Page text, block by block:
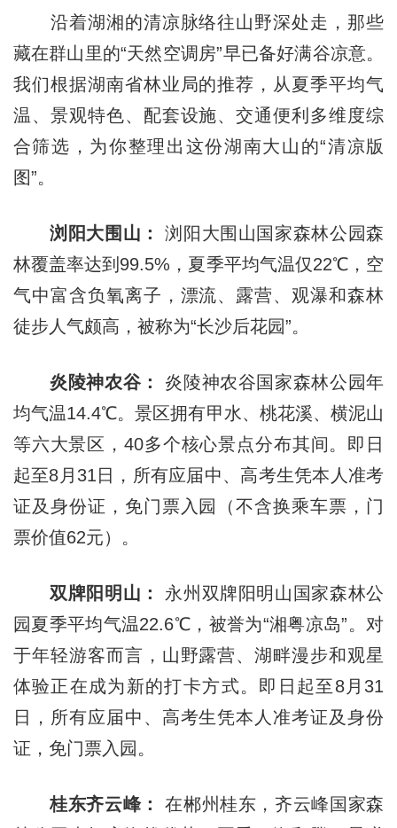
沿着湖湘的清凉脉络往山野深处走，那些
藏在群山里的“天然空调房”早已备好满谷凉意。
我们根据湖南省林业局的推荐，从夏季平均气
温、景观特色、配套设施、交通便利多维度综
合筛选，为你整理出这份湖南大山的“清凉版
图”。
浏阳大围山：浏阳大围山国家森林公园森
林覆盖率达到99.5%，夏季平均气温仅22℃，空
气中富含负氧离子，漂流、露营、观瀑和森林
徒步人气颇高，被称为“长沙后花园”。
炎陵神农谷：
炎陵神农谷国家森林公园年
均气温14.4℃。景区拥有甲水、桃花溪、横泥山
等六大景区，40多个核心景点分布其间。即日
起至8月31日，所有应届中、高考生凭本人准考
证及身份证，免门票入园（不含换乘车票，门
票价值62元）。
双牌阳明山：
永州双牌阳明山国家森林公
园夏季平均气温22.6℃，被誉为“湘粤凉岛”。对
于年轻游客而言，山野露营、湖畔漫步和观星
体验正在成为新的打卡方式。即日起至8月31
日，所有应届中、高考生凭本人准考证及身份
证，免门票入园。
桂东齐云峰：
在郴州桂东，齐云峰国家森